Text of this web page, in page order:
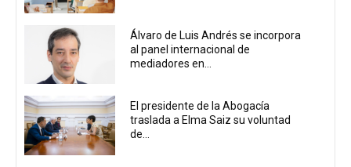
Álvaro de Luis Andrés se incorpora
al panel internacional de
mediadores en...
El presidente de la Abogacía
traslada a Elma Saiz su voluntad
de...